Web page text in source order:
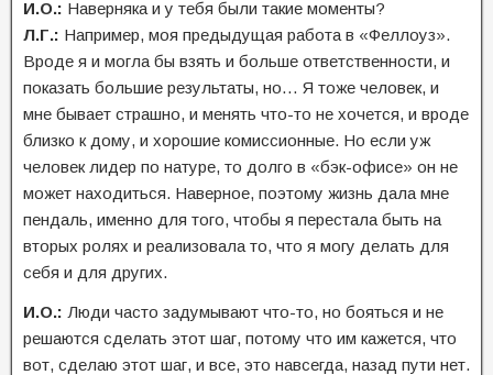
И.О.: Наверняка и у тебя были такие моменты?
Л.Г.: Например, моя предыдущая работа в «Феллоуз».
Вроде я и могла бы взять и больше ответственности, и
показать большие результаты, но… Я тоже человек, и
мне бывает страшно, и менять что-то не хочется, и вроде
близко к дому, и хорошие комиссионные. Но если уж
человек лидер по натуре, то долго в «бэк-офисе» он не
может находиться. Наверное, поэтому жизнь дала мне
пендаль, именно для того, чтобы я перестала быть на
вторых ролях и реализовала то, что я могу делать для
себя и для других.
И.О.: Люди часто задумывают что-то, но бояться и не
решаются сделать этот шаг, потому что им кажется, что
вот, сделаю этот шаг, и все, это навсегда, назад пути нет.